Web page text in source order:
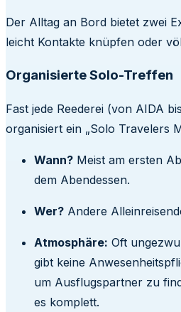
Der Alltag an Bord bietet zwei
leicht Kontakte knüpfen oder
Organisierte Solo-Treffen
Fast jede Reederei (von AIDA
organisiert ein „Solo Travelers
Wann? Meist am ersten
dem Abendessen.
Wer? Andere
Atmosphäre: Oft
gibt keine
um Ausflugspartner zu
es komplett.